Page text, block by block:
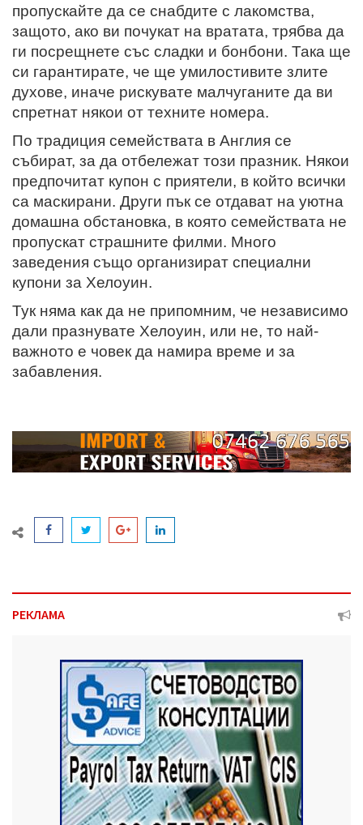
пропускайте да се снабдите с лакомства,
защото, ако ви почукат на вратата, трябва да
ги посрещнете със сладки и бонбони. Така ще
си гарантирате, че ще умилостивите злите
духове, иначе рискувате малчуганите да ви
спретнат някои от техните номера.
По традиция семействата в Англия се
събират, за да отбележат този празник. Някои
предпочитат купон с приятели, в който всички
са маскирани. Други пък се отдават на уютна
домашна обстановка, в която семействата не
пропускат страшните филми. Много
заведения също организират специални
купони за Хелоуин.
Тук няма как да не припомним, че независимо
дали празнувате Хелоуин, или не, то най-
важното е човек да намира време и за
забавления.
РЕКЛАМА